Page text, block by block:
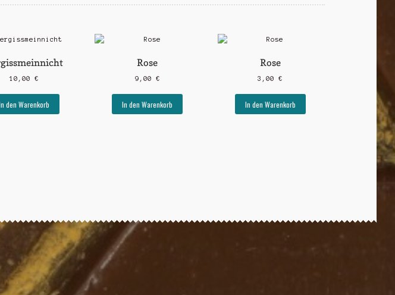
10,00€
den Warenkorb
Rose
9,00 €
In den Warenkorb
Rose
3,00€
In den Warenkorb